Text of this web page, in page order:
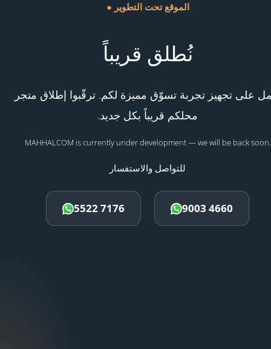
● الموقع تحت التطوير
نُطلق قريباً
على تجهيز تجربة تسوّق مميزة لكم. ترقّبوا إطلاق متجر
محلكم قريباً بكل جديد.
MAHHALCOM is currently under development — we will be back soon.
للتواصل والاستفسار
5522 7176 9003 4660